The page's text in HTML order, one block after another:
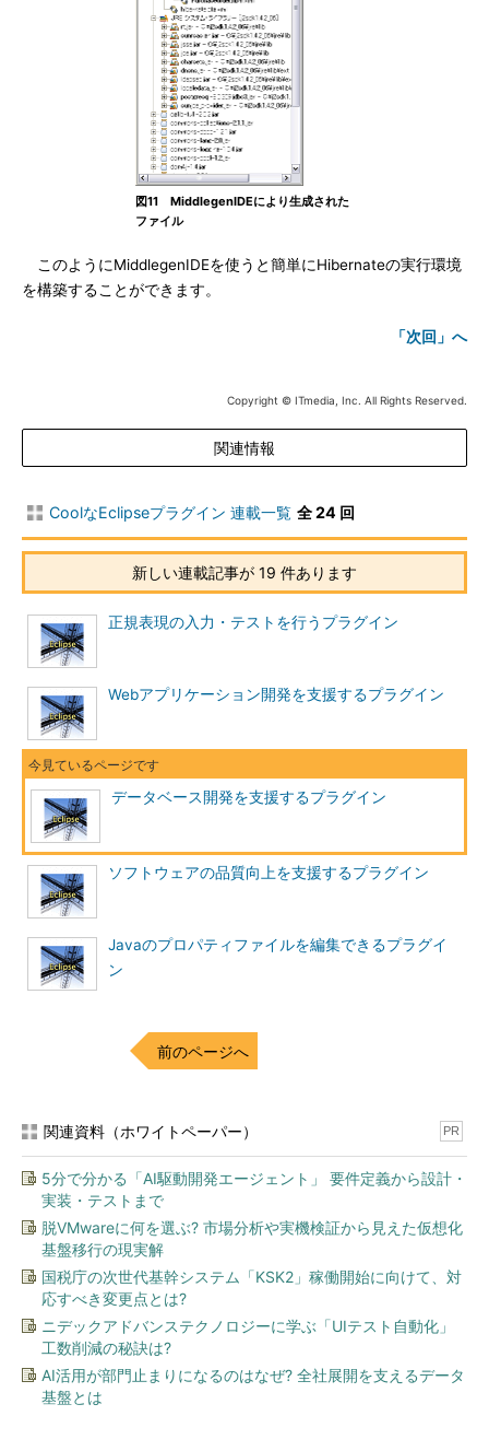
図11 MiddlegenIDEにより生成された
ファイル
このようにMiddlegenIDEを使うと簡単にHibernateの実行環境
を構築することができます。
「次回」へ
Copyright © ITmedia, Inc. All Rights Reserved.
関連情報
CoolなEclipseプラグイン 連載一覧 全 24 回
新しい連載記事が 19 件あります
正規表現の入力・テストを行うプラグイン
Webアプリケーション開発を支援するプラグイン
データベース開発を支援するプラグイン
ソフトウェアの品質向上を支援するプラグイン
Javaのプロパティファイルを編集できるプラグイ
ン
前のページへ
関連資料（ホワイトペーパー） PR
5分で分かる「AI駆動開発エージェント」 要件定義から設計・
実装・テストまで
脱VMwareに何を選ぶ? 市場分析や実機検証から見えた仮想化
基盤移行の現実解
国税庁の次世代基幹システム「KSK2」稼働開始に向けて、対
応すべき変更点とは?
ニデックアドバンステクノロジーに学ぶ「UIテスト自動化」
工数削減の秘訣は?
AI活用が部門止まりになるのはなぜ? 全社展開を支えるデータ
基盤とは